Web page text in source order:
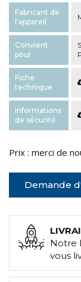
Fabricant de
l'appareil
Convient
pour
Fiche
technique
Informations
de sécurité
Prix : merci de
Demande
Notre
vous